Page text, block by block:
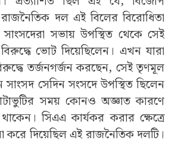
দল এই বিলের বিরোধিতা
সাংসদেরা সভায় উপস্থিত থেকে সেই
ভোট দিয়েছিলেন। এখন যারা
তর্জনগর্জন করছেন, সেই তৃণমূল
সেদিন সংসদে উপস্থিত ছিলেন
সময় কোনও অজ্ঞাত কারণে
সিএএ কার্যকর করার ক্ষেত্রে
করে দিয়েছিল এই রাজনৈতিক দলটি।